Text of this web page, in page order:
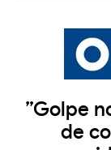
”Golpe
de